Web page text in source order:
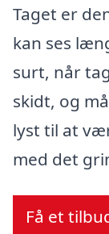
Taget er
kan ses
surt, når
skidt, og
lyst til at
med det
Få et